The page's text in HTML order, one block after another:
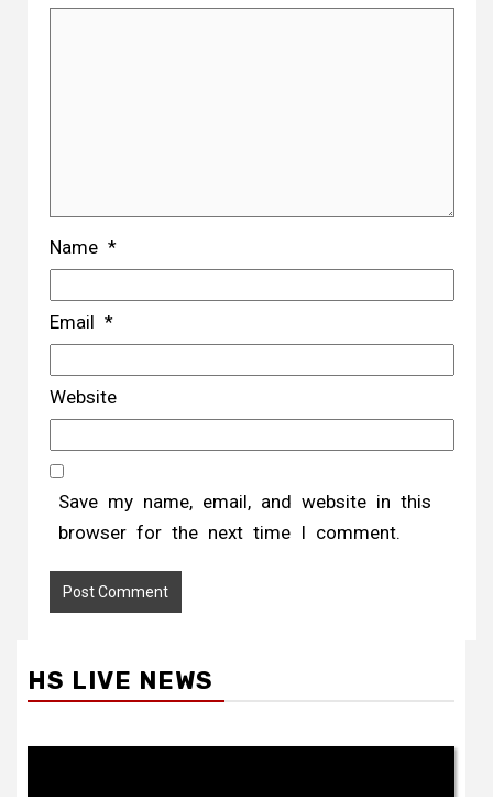
Name *
Email *
Website
Save my name, email, and website in this
browser for the next time I comment.
HS LIVE NEWS